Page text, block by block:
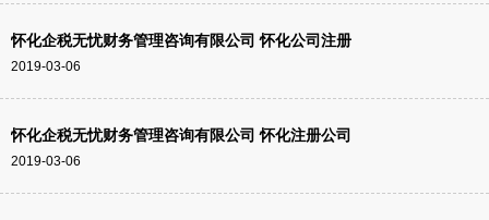
怀化企税无忧财务管理咨询有限公司 怀化公司注册
2019-03-06
怀化企税无忧财务管理咨询有限公司 怀化注册公司
2019-03-06